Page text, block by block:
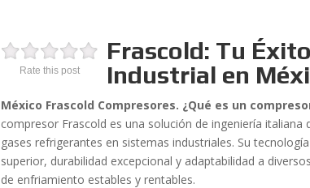
Rate this post
Frascold: Tu
Industrial en
México Frascold Compresores. ¿Qué es un
compresor Frascold es una solución de ingeniería
gases refrigerantes en sistemas industriales. Su
superior, durabilidad excepcional y adaptabilidad a
de enfriamiento estables y rentables.